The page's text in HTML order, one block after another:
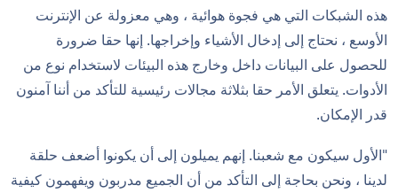
هذه الشبكات التي هي فجوة هوائية ، وهي معزولة عن الإنترنت
الأوسع ، نحتاج إلى إدخال الأشياء وإخراجها. إنها حقا ضرورة
للحصول على البيانات داخل وخارج هذه البيئات لاستخدام نوع من
الأدوات. يتعلق الأمر حقا بثلاثة مجالات رئيسية للتأكد من أننا آمنون
قدر الإمكان.
"الأول سيكون مع شعبنا. إنهم يميلون إلى أن يكونوا أضعف حلقة
لدينا ، ونحن بحاجة إلى التأكد من أن الجميع مدربون ويفهمون كيفية